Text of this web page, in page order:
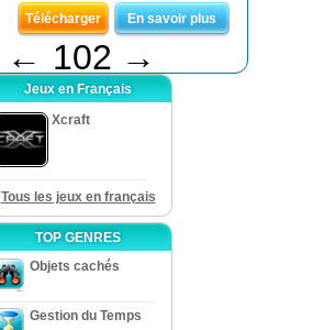
Télécharger
En savoir plus
← 102 →
Jeux en Français
Xcraft
Tous les jeux en français
TOP GENRES
Objets cachés
Gestion du Temps